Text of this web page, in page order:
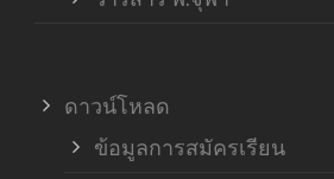
ดาวน์โหลด
ข้อมูลการสมัครเรียน